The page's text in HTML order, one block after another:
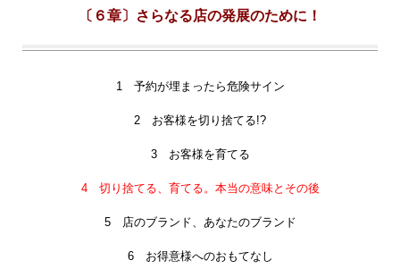
〔６章〕さらなる店の発展のために！
1 予約が埋まったら危険サイン
2 お客様を切り捨てる!?
3 お客様を育てる
4 切り捨てる、育てる。本当の意味とその後
5 店のブランド、あなたのブランド
6 お得意様へのおもてなし